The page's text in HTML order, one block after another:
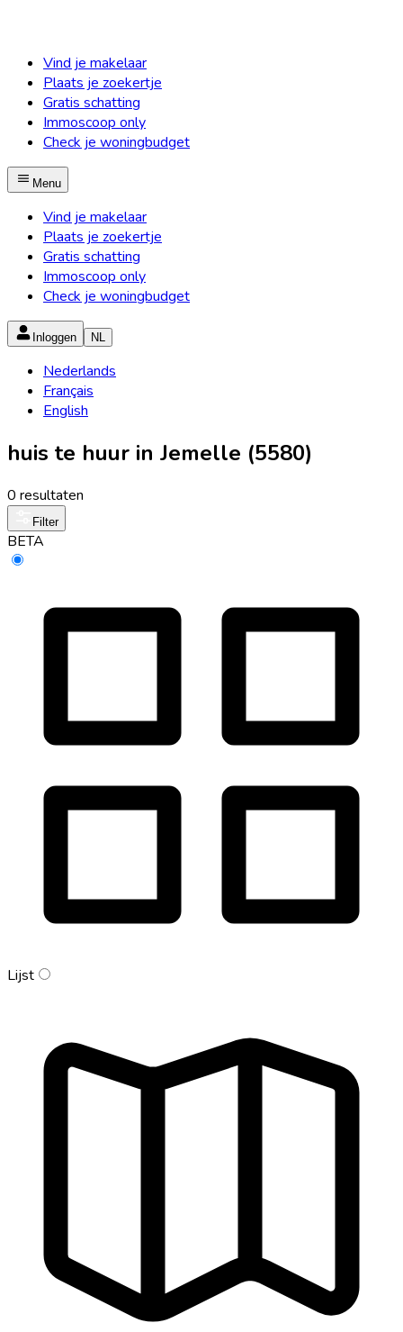
Vind je makelaar
Plaats je zoekertje
Gratis schatting
Immoscoop only
Check je woningbudget
Menu
Vind je makelaar
Plaats je zoekertje
Gratis schatting
Immoscoop only
Check je woningbudget
Inloggen NL
Nederlands
Français
English
huis te huur in Jemelle (5580)
0 resultaten
Filter
BETA
Lijst